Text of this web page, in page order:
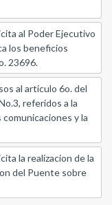
al Poder Ejecutivo
los beneficios
23696.
al articulo 6o. del
referidos a la
y la
la realizacion de la
del Puente sobre